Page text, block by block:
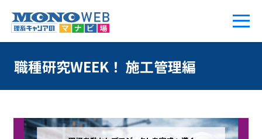
職種研究WEEK！ 施工管理編